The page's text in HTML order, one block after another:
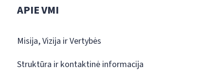
APIE VMI
Misija, Vizija ir Vertybės
Struktūra ir kontaktinė informacija